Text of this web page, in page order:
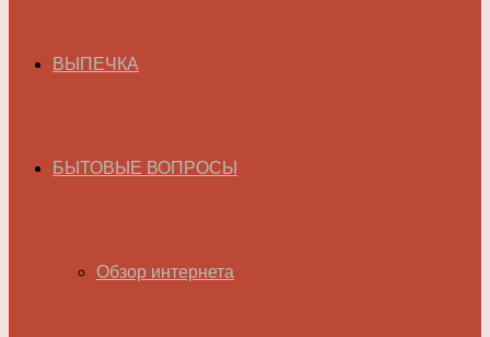
ВЫПЕЧКА
БЫТОВЫЕ ВОПРОСЫ
Обзор интернета